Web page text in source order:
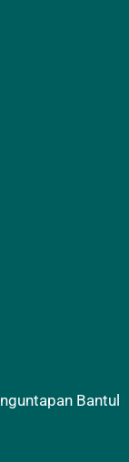
Bantul